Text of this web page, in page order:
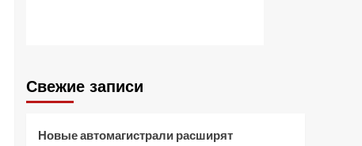
Свежие записи
Новые автомагистрали расширят